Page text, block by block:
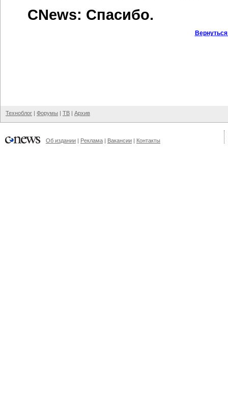
CNews: Спасибо.
Техноблог | Форумы | ТВ | Архив
Об издании | Реклама | Вакансии | Контакты